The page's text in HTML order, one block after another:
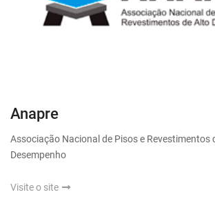
Anapre
Associação Nacional de Pisos e Revestimentos
Desempenho
Visite o site